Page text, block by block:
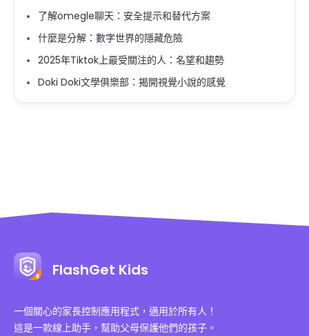
了解omegle聊天：安全提示和替代方案
什麼是分解：數字世界的隱藏危險
2025年Tiktok上最受關注的人：名望和趨勢
Doki Doki文學俱樂部：揭開視覺小說的感覺
FlashGet Kids
一個關心的家長控制應用程式，適用於所有人！
這是一款線上助手，幫助父母保護他們的孩子。